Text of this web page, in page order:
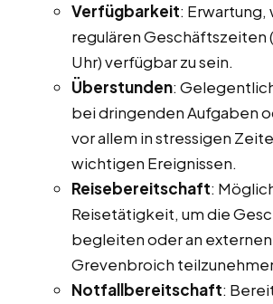
Verfügbarkeit: Erwartung,
regulären Geschäftszeiten
Uhr) verfügbar zu sein.
Überstunden:
bei dringenden Aufgaben
vor allem in stressigen
wichtigen Ereignissen.
Reisebereitschaft:
Reisetätigkeit, um die
begleiten oder an
Grevenbroich
Notfallbereitschaft: